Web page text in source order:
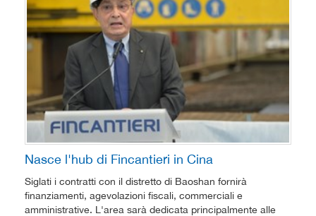
Nasce l'hub di Fincantieri in Cina
Siglati i contratti con il distretto di Baoshan fornirà
finanziamenti, agevolazioni fiscali, commerciali e
amministrative. L'area sarà dedicata principalmente alle